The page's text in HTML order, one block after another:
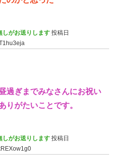
しがお送りします 投稿日
過ぎまでみなさんにお祝い
りがたいことです。
しがお送りします 投稿日